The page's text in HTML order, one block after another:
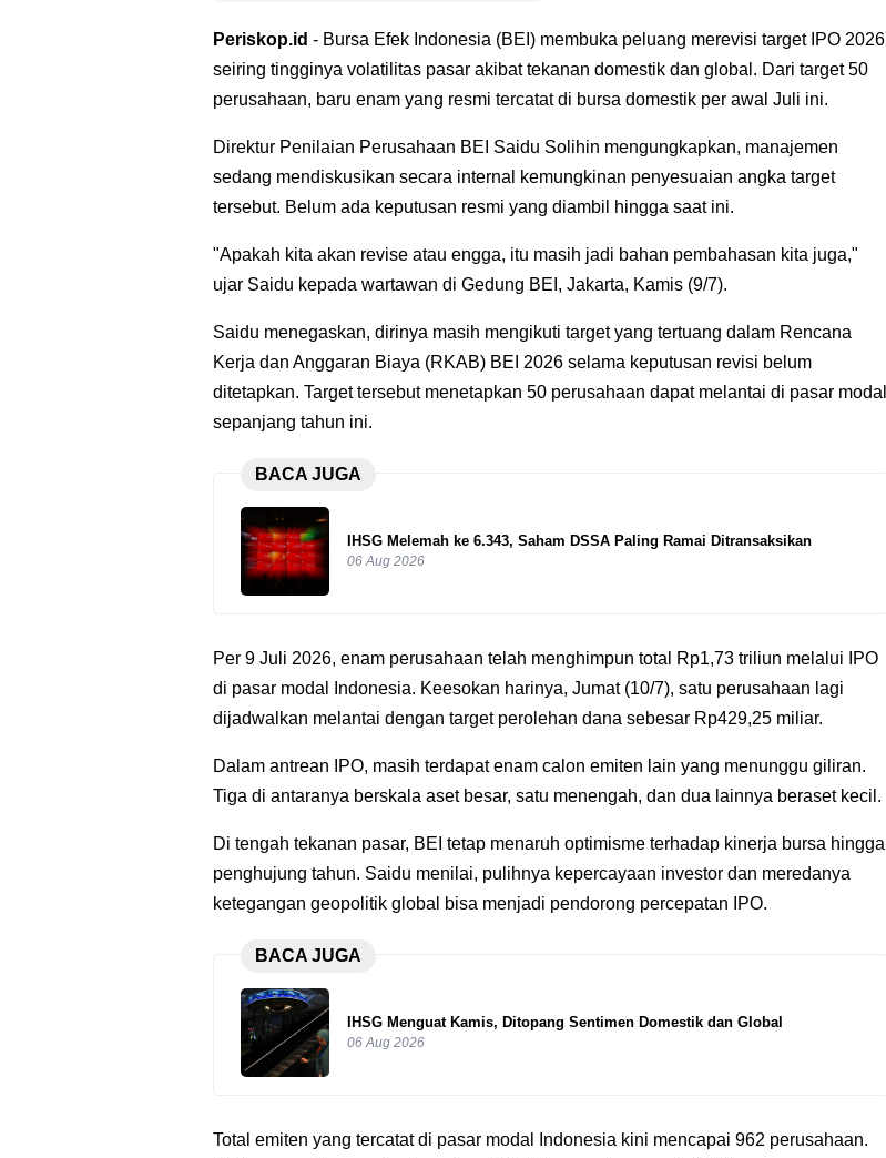
Periskop.id - Bursa Efek Indonesia (BEI) membuka peluang merevisi target IPO 2026
seiring tingginya volatilitas pasar akibat tekanan domestik dan global. Dari target 50
perusahaan, baru enam yang resmi tercatat di bursa domestik per awal Juli ini.
Direktur Penilaian Perusahaan BEI Saidu Solihin mengungkapkan, manajemen
sedang mendiskusikan secara internal kemungkinan penyesuaian angka target
tersebut. Belum ada keputusan resmi yang diambil hingga saat ini.
"Apakah kita akan revise atau engga, itu masih jadi bahan pembahasan kita juga,"
ujar Saidu kepada wartawan di Gedung BEI, Jakarta, Kamis (9/7).
Saidu menegaskan, dirinya masih mengikuti target yang tertuang dalam Rencana
Kerja dan Anggaran Biaya (RKAB) BEI 2026 selama keputusan revisi belum
ditetapkan. Target tersebut menetapkan 50 perusahaan dapat melantai di pasar modal
sepanjang tahun ini.
BACA JUGA
IHSG Melemah ke 6.343, Saham DSSA Paling Ramai Ditransaksikan
06 Aug 2026
Per 9 Juli 2026, enam perusahaan telah menghimpun total Rp1,73 triliun melalui IPO
di pasar modal Indonesia. Keesokan harinya, Jumat (10/7), satu perusahaan lagi
dijadwalkan melantai dengan target perolehan dana sebesar Rp429,25 miliar.
Dalam antrean IPO, masih terdapat enam calon emiten lain yang menunggu giliran.
Tiga di antaranya berskala aset besar, satu menengah, dan dua lainnya beraset kecil.
Di tengah tekanan pasar, BEI tetap menaruh optimisme terhadap kinerja bursa hingga
penghujung tahun. Saidu menilai, pulihnya kepercayaan investor dan meredanya
ketegangan geopolitik global bisa menjadi pendorong percepatan IPO.
BACA JUGA
IHSG Menguat Kamis, Ditopang Sentimen Domestik dan Global
06 Aug 2026
Total emiten yang tercatat di pasar modal Indonesia kini mencapai 962 perusahaan.